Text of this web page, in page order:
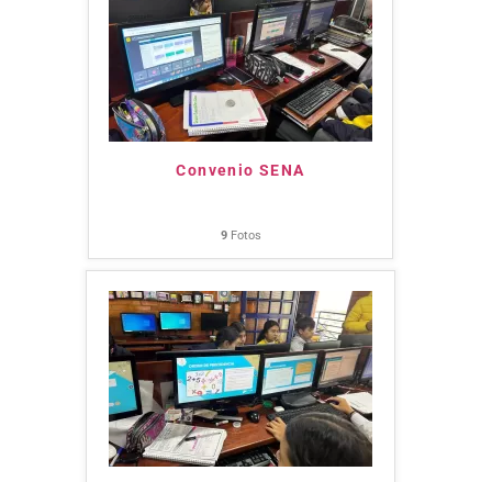
Convenio SENA
9Fotos